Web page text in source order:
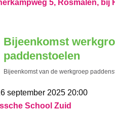
5, Rosmalen, bij
Bijeenkomst
paddenstoelen
Bijeenkomst van de werkgroep
september 2025 20:00
School Zuid